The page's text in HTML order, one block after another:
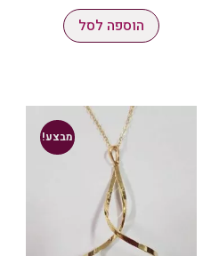
הוספה לסל
מבצע!